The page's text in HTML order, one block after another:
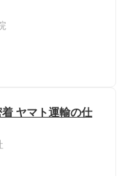
ヤマト運輸の仕